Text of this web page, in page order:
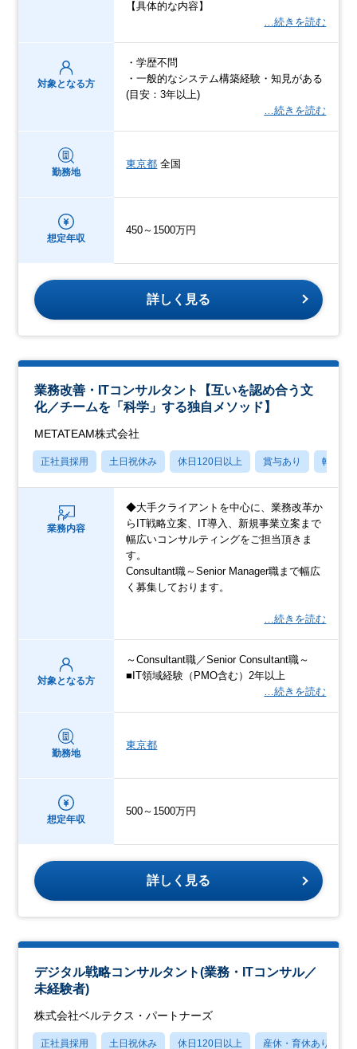
【具体的な内容】
…続きを読む
対象となる方
・学歴不問
・一般的なシステム構築経験・知見がある
(目安：3年以上)
…続きを読む
勤務地
東京都 全国
想定年収
450～1500万円
詳しく見る
業務改善・ITコンサルタント【互いを認め合う文
化／チームを「科学」する独自メソッド】
METATEAM株式会社
正社員採用 土日祝休み 休日120日以上 賞与あり 転勤な
業務内容
◆大手クライアントを中心に、業務改革か
らIT戦略立案、IT導入、新規事業立案まで
幅広いコンサルティングをご担当頂きま
す。
Consultant職～Senior Manager職まで幅広
く募集しております。
…続きを読む
対象となる方
～Consultant職／Senior Consultant職～
■IT領域経験（PMO含む）2年以上
…続きを読む
勤務地
東京都
想定年収
500～1500万円
詳しく見る
デジタル戦略コンサルタント(業務・ITコンサル／
未経験者)
株式会社ベルテクス・パートナーズ
正社員採用 土日祝休み 休日120日以上 産休・育休あり